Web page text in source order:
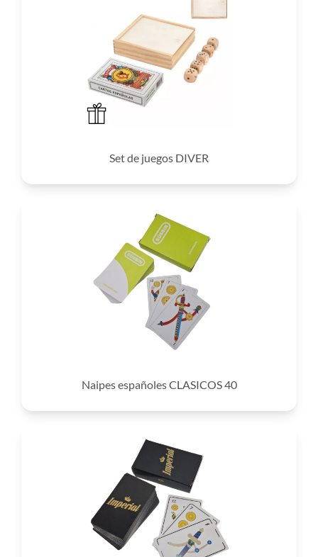
Set de juegos DIVER
Naipes españoles CLASICOS 40